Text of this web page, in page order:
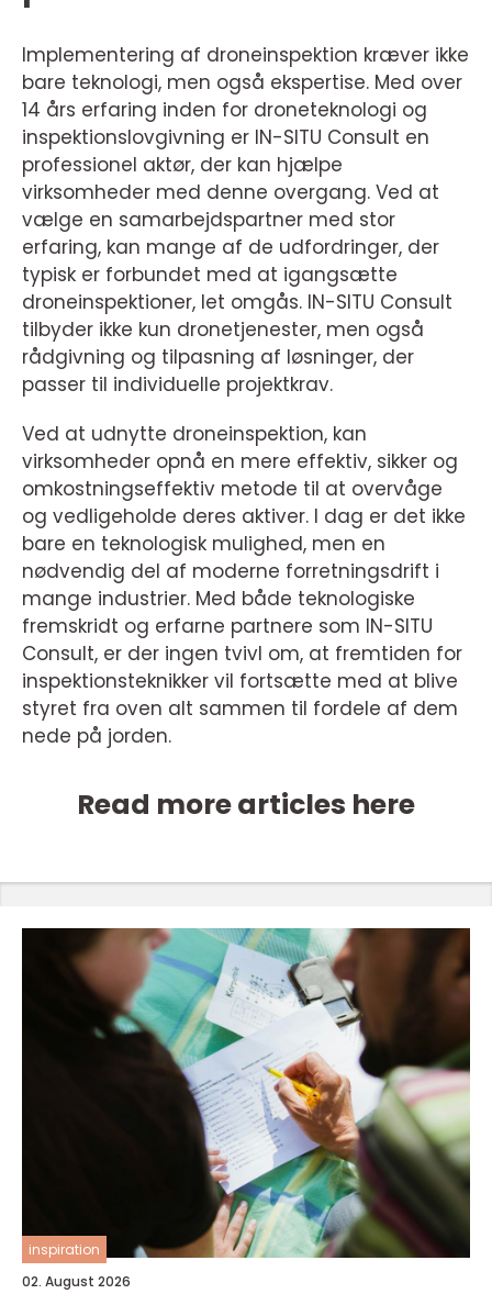
Implementering af droneinspektion kræver ikke
bare teknologi, men også ekspertise. Med over
14 års erfaring inden for droneteknologi og
inspektionslovgivning er IN-SITU Consult en
professionel aktør, der kan hjælpe
virksomheder med denne overgang. Ved at
vælge en samarbejdspartner med stor
erfaring, kan mange af de udfordringer, der
typisk er forbundet med at igangsætte
droneinspektioner, let omgås. IN-SITU Consult
tilbyder ikke kun dronetjenester, men også
rådgivning og tilpasning af løsninger, der
passer til individuelle projektkrav.
Ved at udnytte droneinspektion, kan
virksomheder opnå en mere effektiv, sikker og
omkostningseffektiv metode til at overvåge
og vedligeholde deres aktiver. I dag er det ikke
bare en teknologisk mulighed, men en
nødvendig del af moderne forretningsdrift i
mange industrier. Med både teknologiske
fremskridt og erfarne partnere som IN-SITU
Consult, er der ingen tvivl om, at fremtiden for
inspektionsteknikker vil fortsætte med at blive
styret fra oven alt sammen til fordele af dem
nede på jorden.
Read more articles here
inspiration
02. August 2026